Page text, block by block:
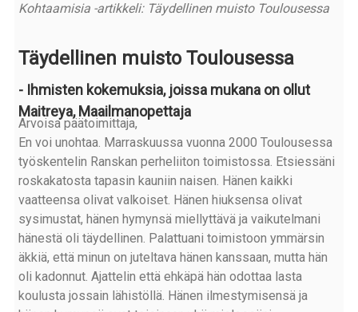
Kohtaamisia -artikkeli: Täydellinen muisto Toulousessa
Täydellinen muisto Toulousessa
- Ihmisten kokemuksia, joissa mukana on ollut
Maitreya, Maailmanopettaja
Arvoisa päätoimittaja,
En voi unohtaa. Marraskuussa vuonna 2000 Toulousessa
työskentelin Ranskan perheliiton toimistossa. Etsiessäni
roskakatosta tapasin kauniin naisen. Hänen kaikki
vaatteensa olivat valkoiset. Hänen hiuksensa olivat
sysimustat, hänen hymynsä miellyttävä ja vaikutelmani
hänestä oli täydellinen. Palattuani toimistoon ymmärsin
äkkiä, että minun on juteltava hänen kanssaan, mutta hän
oli kadonnut. Ajattelin että ehkäpä hän odottaa lasta
koulusta jossain lähistöllä. Hänen ilmestymisensä ja